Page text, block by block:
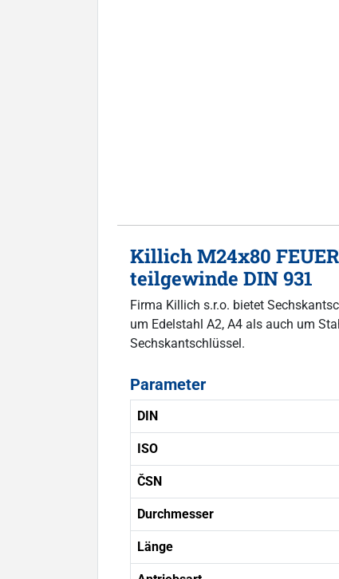
Killich M24x80
teilgewinde DIN 931
Firma Killich s.r.o. bietet
um Edelstahl A2, A4 als auch um
Sechskantschlüssel.
Parameter
DIN
ISO
ČSN
Durchmesser
Länge